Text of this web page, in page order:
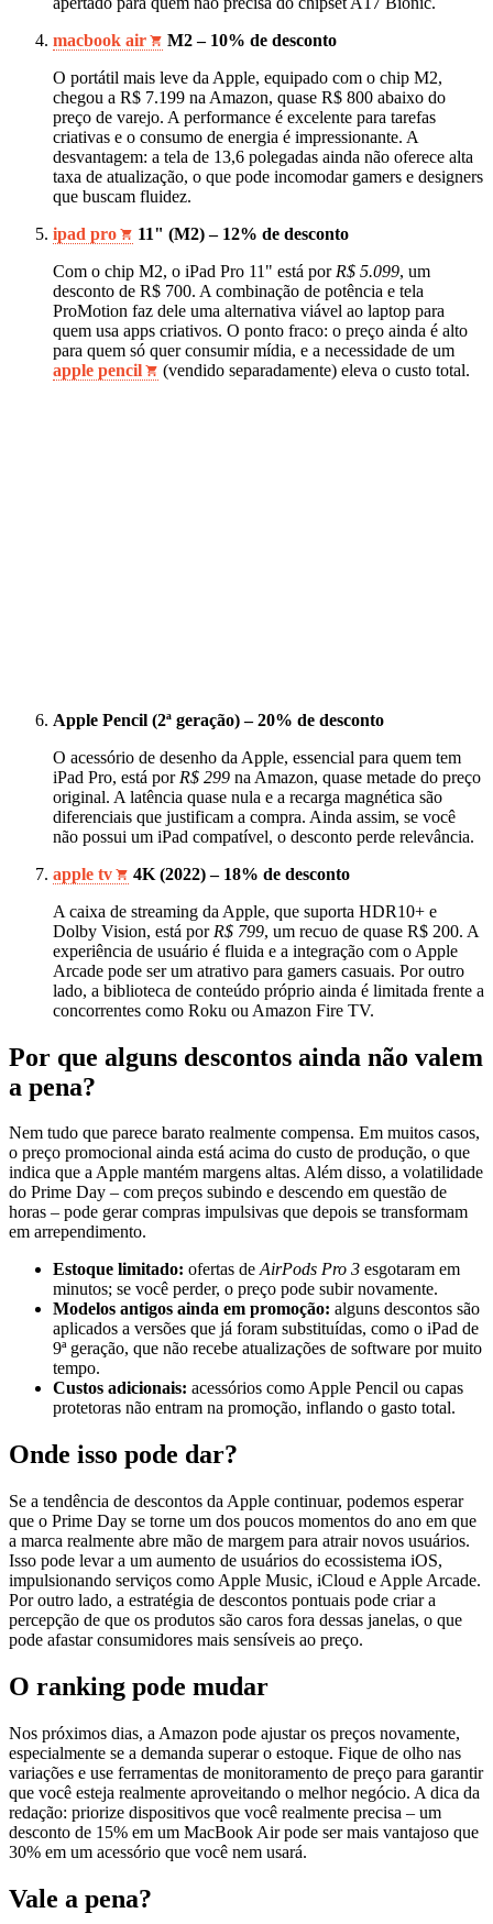
macbook air
M2 – 10% de desconto
O portátil mais leve da Apple, equipado com o chip M2,
chegou a R$ 7.199 na Amazon, quase R$ 800 abaixo do
preço de varejo. A performance é excelente para tarefas
criativas e o consumo de energia é impressionante. A
desvantagem: a tela de 13,6 polegadas ainda não oferece alta
taxa de atualização, o que pode incomodar gamers e designers
que buscam fluidez.
ipad pro
11" (M2) – 12% de desconto
Com o chip M2, o iPad Pro 11" está por R$ 5.099, um
desconto de R$ 700. A combinação de potência e tela
ProMotion faz dele uma alternativa viável ao laptop para
quem usa apps criativos. O ponto fraco: o preço ainda é alto
para quem só quer consumir mídia, e a necessidade de um
apple pencil
(vendido separadamente) eleva o custo total.
Apple Pencil (2ª geração) – 20% de desconto
O acessório de desenho da Apple, essencial para quem tem
iPad Pro, está por R$ 299 na Amazon, quase metade do preço
original. A latência quase nula e a recarga magnética são
diferenciais que justificam a compra. Ainda assim, se você
não possui um iPad compatível, o desconto perde relevância.
apple tv
4K (2022) – 18% de desconto
A caixa de streaming da Apple, que suporta HDR10+ e
Dolby Vision, está por R$ 799, um recuo de quase R$ 200. A
experiência de usuário é fluida e a integração com o Apple
Arcade pode ser um atrativo para gamers casuais. Por outro
lado, a biblioteca de conteúdo próprio ainda é limitada frente a
concorrentes como Roku ou Amazon Fire TV.
Por que alguns descontos ainda não valem
a pena?
Nem tudo que parece barato realmente compensa. Em muitos casos,
o preço promocional ainda está acima do custo de produção, o que
indica que a Apple mantém margens altas. Além disso, a volatilidade
do Prime Day – com preços subindo e descendo em questão de
horas – pode gerar compras impulsivas que depois se transformam
em arrependimento.
Estoque limitado: ofertas deAirPods Pro 3 esgotaram em
minutos; se você perder, o preço pode subir novamente.
Modelos antigos ainda em promoção: alguns descontos são
aplicados a versões que já foram substituídas, como o iPad de
9ª geração, que não recebe atualizações de software por muito
tempo.
Custos adicionais: acessórios como Apple Pencil ou capas
protetoras não entram na promoção, inflando o gasto total.
Onde isso pode dar?
Se a tendência de descontos da Apple continuar, podemos esperar
que o Prime Day se torne um dos poucos momentos do ano em que
a marca realmente abre mão de margem para atrair novos usuários.
Isso pode levar a um aumento de usuários do ecossistema iOS,
impulsionando serviços como Apple Music, iCloud e Apple Arcade.
Por outro lado, a estratégia de descontos pontuais pode criar a
percepção de que os produtos são caros fora dessas janelas, o que
pode afastar consumidores mais sensíveis ao preço.
O ranking pode mudar
Nos próximos dias, a Amazon pode ajustar os preços novamente,
especialmente se a demanda superar o estoque. Fique de olho nas
variações e use ferramentas de monitoramento de preço para garantir
que você esteja realmente aproveitando o melhor negócio. A dica da
redação: priorize dispositivos que você realmente precisa – um
desconto de 15% em um MacBook Air pode ser mais vantajoso que
30% em um acessório que você nem usará.
Vale a pena?